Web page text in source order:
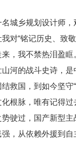
城乡规划设计师
对“铭记历史、致
，我不禁热泪盈眶
河的战斗史诗，
救国，到如今坚
根脉，唯有记得
驶过，国产新型
，从依赖外援到